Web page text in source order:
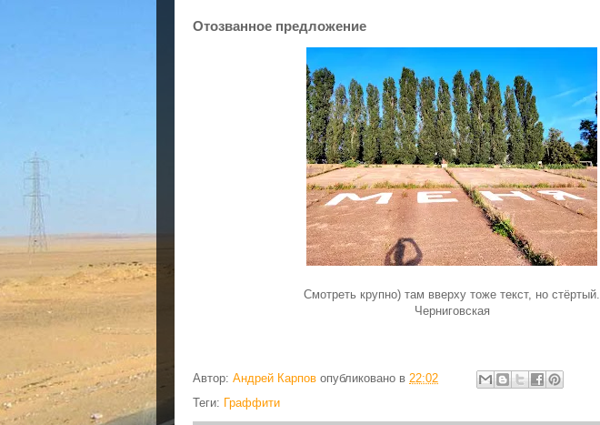
Отозванное предложение
Смотреть крупно) там вверху тоже текст, но стёртый.
Черниговская
Автор: Андрей Карпов опубликовано в 22:02
Теги: Граффити